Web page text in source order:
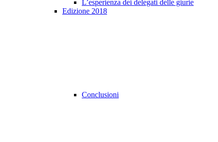
L’esperienza dei delegati delle giurie
Edizione 2018
Conclusioni